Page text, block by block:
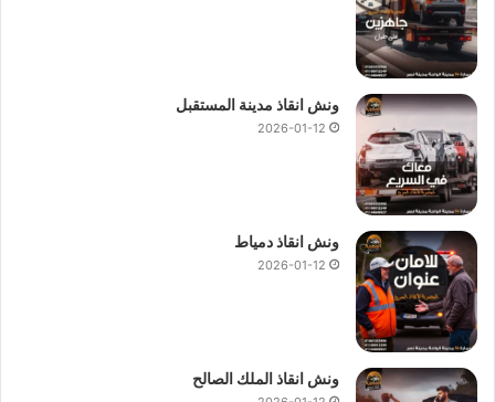
ونش انقاذ مدينة المستقبل
2026-01-12
ونش انقاذ دمياط
2026-01-12
ونش انقاذ الملك الصالح